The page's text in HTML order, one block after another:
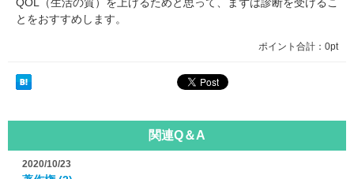
とをおすすめします。
ポイント合計： 0pt
関連Q＆A
2020/10/23